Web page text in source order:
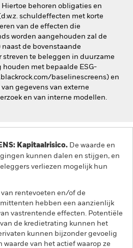
behoren obligaties en
schuldeffecten met korte
van de effecten die
worden aangehouden zal de
de bovenstaande
te beleggen in duurzame
met bepaalde ESG-
baselinescreens) en
gegevens van externe
en van interne modellen.
Kapitaalrisico. De waarde en
kunnen dalen en stijgen, en
verliezen mogelijk hun
rentevoeten en/of de
hebben een aanzienlijk
vastrentende effecten. Potentiële
de kredietrating kunnen het
kunnen bijzonder gevoelig
van het actief waarop ze